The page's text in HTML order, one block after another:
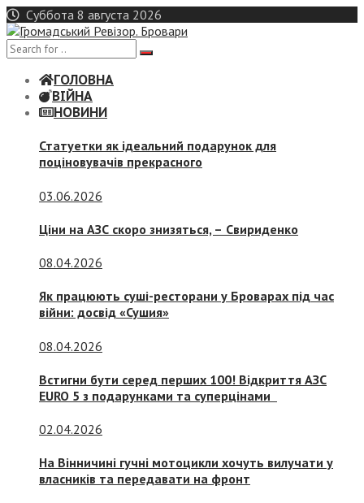
Skip
to
content
Суббота 8 августа 2026
ГОЛОВНА
ВІЙНА
НОВИНИ
Статуетки як ідеальний подарунок для
поціновувачів прекрасного
03.06.2026
Ціни на АЗС скоро знизяться, – Свириденко
08.04.2026
Як працюють суші-ресторани у Броварах під час
війни: досвід «Сушия»
08.04.2026
Встигни бути серед перших 100! Відкриття АЗС
EURO 5 з подарунками та суперцінами
02.04.2026
На Вінничині гучні мотоцикли хочуть вилучати у
власників та передавати на фронт